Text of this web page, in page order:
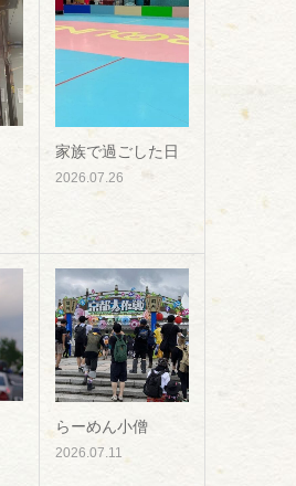
家族で過ごした日
2026.07.26
らーめん小僧
2026.07.11